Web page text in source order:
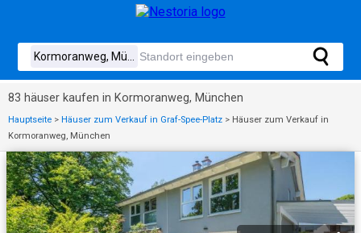
83 häuser kaufen in Kormoranweg, München
Hauptseite > Häuser zum Verkauf in Graf-Spee-Platz > Häuser zum Verkauf in
Kormoranweg, München